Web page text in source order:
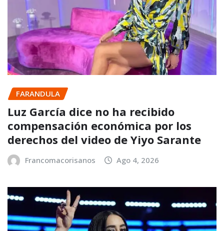
FARANDULA
Luz García dice no ha recibido
compensación económica por los
derechos del video de Yiyo Sarante
Francomacorisanos Ago 4, 2026